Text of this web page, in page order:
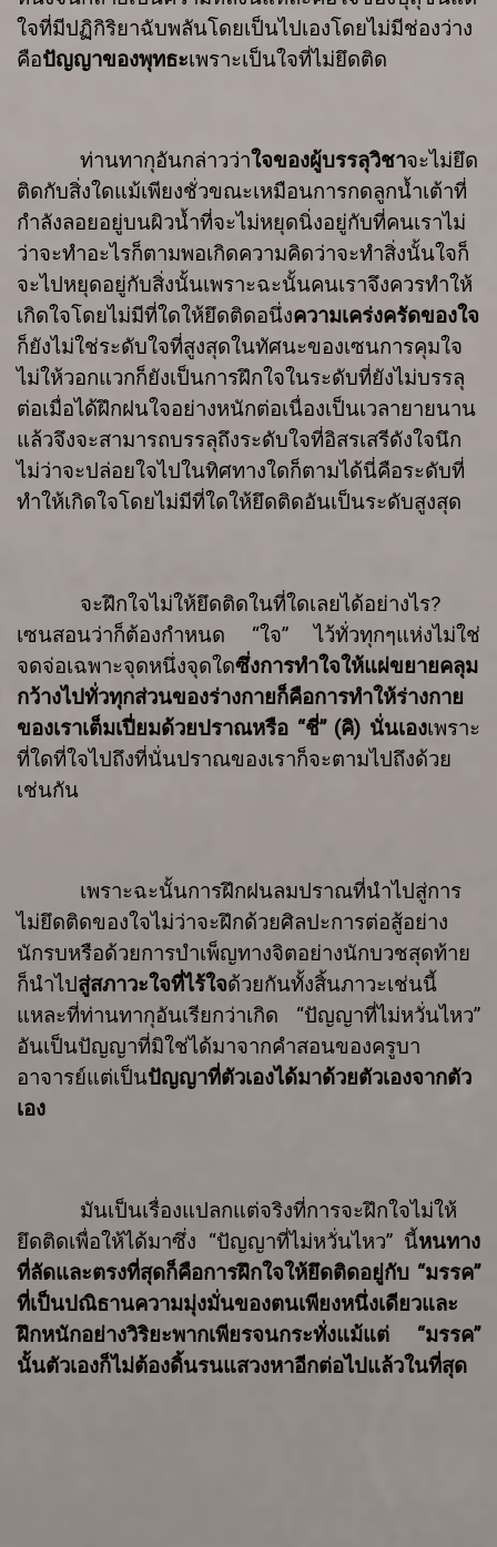
ใจที่มีปฏิกิริยาฉับพลันโดยเป็นไปเองโดยไม่มีช่องว่าง
คือปัญญาของพุทธะเพราะเป็นใจที่ไม่ยึดติด
ท่านทากุอันกล่าวว่าใจของผู้บรรลุวิชาจะไม่ยึด
ติดกับสิ่งใดแม้เพียงชั่วขณะเหมือนการกดลูกน้ำเต้าที่
กำลังลอยอยู่บนผิวน้ำที่จะไม่หยุดนิ่งอยู่กับที่คนเราไม่
ว่าจะทำอะไรก็ตามพอเกิดความคิดว่าจะทำสิ่งนั้นใจก็
จะไปหยุดอยู่กับสิ่งนั้นเพราะฉะนั้นคนเราจึงควรทำให้
เกิดใจโดยไม่มีที่ใดให้ยึดติดอนึ่งความเคร่งครัดของใจ
ก็ยังไม่ใช่ระดับใจที่สูงสุดในทัศนะของเซนการคุมใจ
ไม่ให้วอกแวกก็ยังเป็นการฝึกใจในระดับที่ยังไม่บรรลุ
ต่อเมื่อได้ฝึกฝนใจอย่างหนักต่อเนื่องเป็นเวลายายนาน
แล้วจึงจะสามารถบรรลุถึงระดับใจที่อิสรเสรีดังใจนึก
ไม่ว่าจะปล่อยใจไปในทิศทางใดก็ตามได้นี่คือระดับที่
ทำให้เกิดใจโดยไม่มีที่ใดให้ยึดติดอันเป็นระดับสูงสุด
จะฝึกใจไม่ให้ยึดติดในที่ใดเลยได้อย่างไร?
เซนสอนว่าก็ต้องกำหนด “ใจ”ไว้ทั่วทุกๆแห่งไม่ใช่
จดจ่อเฉพาะจุดหนึ่งจุดใดซึ่งการทำใจให้แผ่ขยายคลุม
กว้างไปทั่วทุกส่วนของร่างกายก็คือการทำให้ร่างกาย
ของเราเต็มเปี่ยมด้วยปราณหรือ “ชี่” (คิ) นั่นเองเพราะ
ที่ใดที่ใจไปถึงที่นั่นปราณของเราก็จะตามไปถึงด้วย
เช่นกัน
เพราะฉะนั้นการฝึกฝนลมปราณที่นำไปสู่การ
ไม่ยึดติดของใจไม่ว่าจะฝึกด้วยศิลปะการต่อสู้อย่าง
นักรบหรือด้วยการบำเพ็ญทางจิตอย่างนักบวชสุดท้าย
ก็นำไปสู่สภาวะใจที่ไร้ใจด้วยกันทั้งสิ้นภาวะเช่นนี้
แหละที่ท่านทากุอันเรียกว่าเกิด “ปัญญาที่ไม่หวั่นไหว”
อันเป็นปัญญาที่มิใช่ได้มาจากคำสอนของครูบา
อาจารย์แต่เป็นปัญญาที่ตัวเองได้มาด้วยตัวเองจากตัว
เอง
มันเป็นเรื่องแปลกแต่จริงที่การจะฝึกใจไม่ให้
ยึดติดเพื่อให้ได้มาซึ่ง “ปัญญาที่ไม่หวั่นไหว” นี้หนทาง
ที่ลัดและตรงที่สุดก็คือการฝึกใจให้ยึดติดอยู่กับ “มรรค”
ที่เป็นปณิธานความมุ่งมั่นของตนเพียงหนึ่งเดียวและ
ฝึกหนักอย่างวิริยะพากเพียรจนกระทั่งแม้แต่ “มรรค”
นั้นตัวเองก็ไม่ต้องดิ้นรนแสวงหาอีกต่อไปแล้วในที่สุด